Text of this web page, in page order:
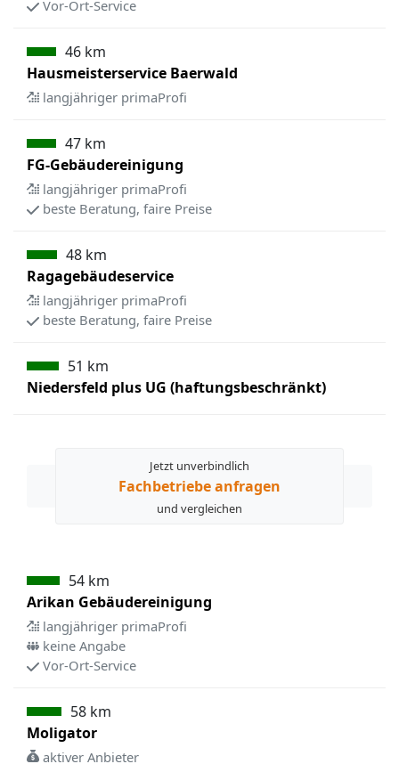
Vor-Ort-Service
46 km
Hausmeisterservice Baerwald
langjähriger primaProfi
47 km
FG-Gebäudereinigung
langjähriger primaProfi
beste Beratung, faire Preise
48 km
Ragagebäudeservice
langjähriger primaProfi
beste Beratung, faire Preise
51 km
Niedersfeld plus UG (haftungsbeschränkt)
Jetzt unverbindlich
Fachbetriebe anfragen
und vergleichen
54 km
Arikan Gebäudereinigung
langjähriger primaProfi
keine Angabe
Vor-Ort-Service
58 km
Moligator
aktiver Anbieter